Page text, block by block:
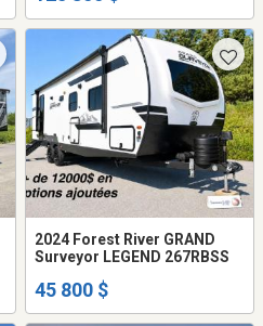
2024 Forest River GRAND
Surveyor LEGEND 267RBSS
45 800 $